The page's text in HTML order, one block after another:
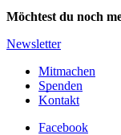
Möchtest du noch
Newsletter
Mitmachen
Spenden
Kontakt
Facebook